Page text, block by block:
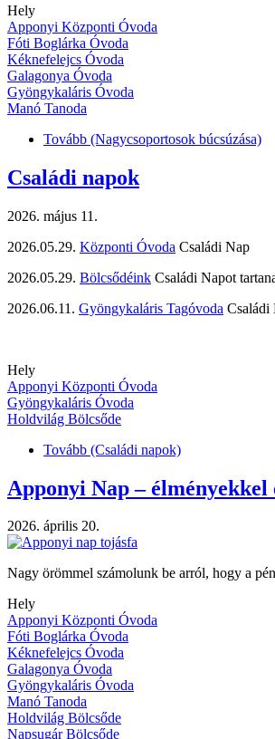
Hely
Apponyi Központi Óvoda
Fóti Boglárka Óvoda
Kéknefelejcs Óvoda
Galagonya Óvoda
Gyöngykaláris Óvoda
Manó Tanoda
Tovább (Nagycsoportosok búcsúzása)
Családi napok
2026. május 11.
2026.05.29. Központi Óvoda Családi Nap
2026.05.29. Bölcsődéink Családi Napot
2026.06.11. Gyöngykaláris Tagóvoda Családi
Hely
Apponyi Központi Óvoda
Gyöngykaláris Óvoda
Holdvilág Bölcsőde
Tovább (Családi napok)
Apponyi Nap – élményekkel
2026. április 20.
Nagy örömmel számolunk be arról, hogy a
Hely
Apponyi Központi Óvoda
Fóti Boglárka Óvoda
Kéknefelejcs Óvoda
Galagonya Óvoda
Gyöngykaláris Óvoda
Manó Tanoda
Holdvilág Bölcsőde
Napsugár Bölcsőde